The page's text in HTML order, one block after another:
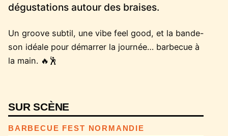
dégustations autour des braises.
Un groove subtil, une vibe feel good, et la bande-
son idéale pour démarrer la journée… barbecue à
la main. 🔥🕺
SUR SCÈNE
BARBECUE FEST NORMANDIE